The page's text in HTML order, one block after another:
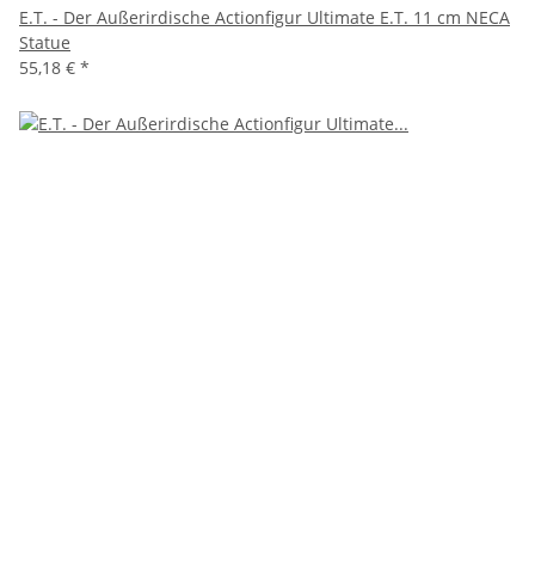
E.T. - Der Außerirdische Actionfigur Ultimate E.T. 11 cm NECA
Statue
55,18 € *